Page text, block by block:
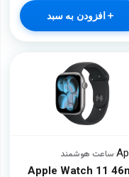
افزودن به سبد
·ساعت هوشمند
Apple Watch 11